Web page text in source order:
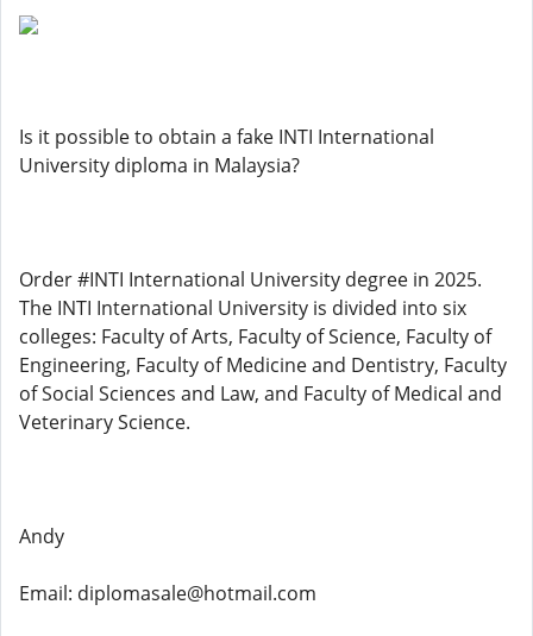
Is it possible to obtain a fake INTI International
University diploma in Malaysia?
Order #INTI International University degree in 2025.
The INTI International University is divided into six
colleges: Faculty of Arts, Faculty of Science, Faculty of
Engineering, Faculty of Medicine and Dentistry, Faculty
of Social Sciences and Law, and Faculty of Medical and
Veterinary Science.
Andy
Email: diplomasale@hotmail.com